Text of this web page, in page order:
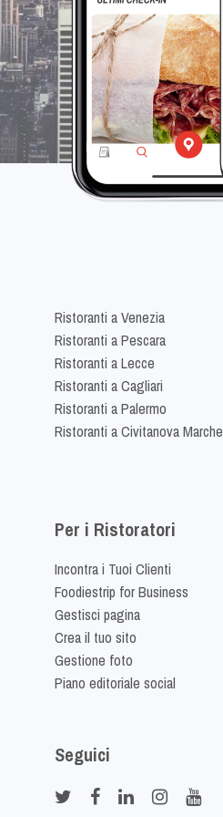
Ristoranti a Venezia
Ristoranti a Pescara
Ristoranti a Lecce
Ristoranti a Cagliari
Ristoranti a Palermo
Ristoranti a Civitanova Marche
Per i Ristoratori
Incontra i Tuoi Clienti
Foodiestrip for Business
Gestisci pagina
Crea il tuo sito
Gestione foto
Piano editoriale social
Seguici